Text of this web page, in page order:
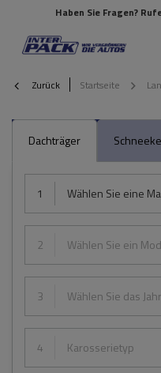
Haben Sie Fragen?
Zurück Startseite
Dachträger
1 Wählen Sie eine
2 Wählen Sie ein
3 Wählen Sie das Jahr
4 Karosserietyp